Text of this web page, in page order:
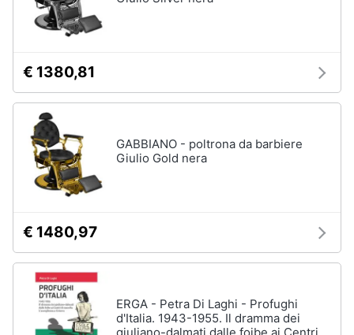
€ 1380,81
GABBIANO - poltrona da barbiere
Giulio Gold nera
€ 1480,97
ERGA - Petra Di Laghi - Profughi
d'Italia. 1943-1955. Il dramma dei